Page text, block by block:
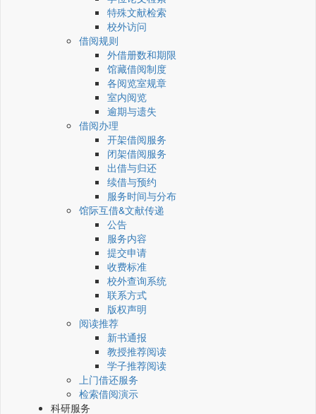
特殊文献检索
校外访问
借阅规则
外借册数和期限
馆藏借阅制度
各阅览室规章
室内阅览
逾期与遗失
借阅办理
开架借阅服务
闭架借阅服务
出借与归还
续借与预约
服务时间与分布
馆际互借&文献传递
公告
服务内容
提交申请
收费标准
校外查询系统
联系方式
版权声明
阅读推荐
新书通报
教授推荐阅读
学子推荐阅读
上门借还服务
检索借阅演示
科研服务